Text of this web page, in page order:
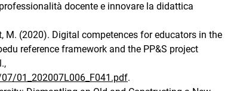
docente e innovare la didattica
M. (2020). Digital competences for educators in the
reference framework and the PP&S project
01_202007L006_F041.pdf.